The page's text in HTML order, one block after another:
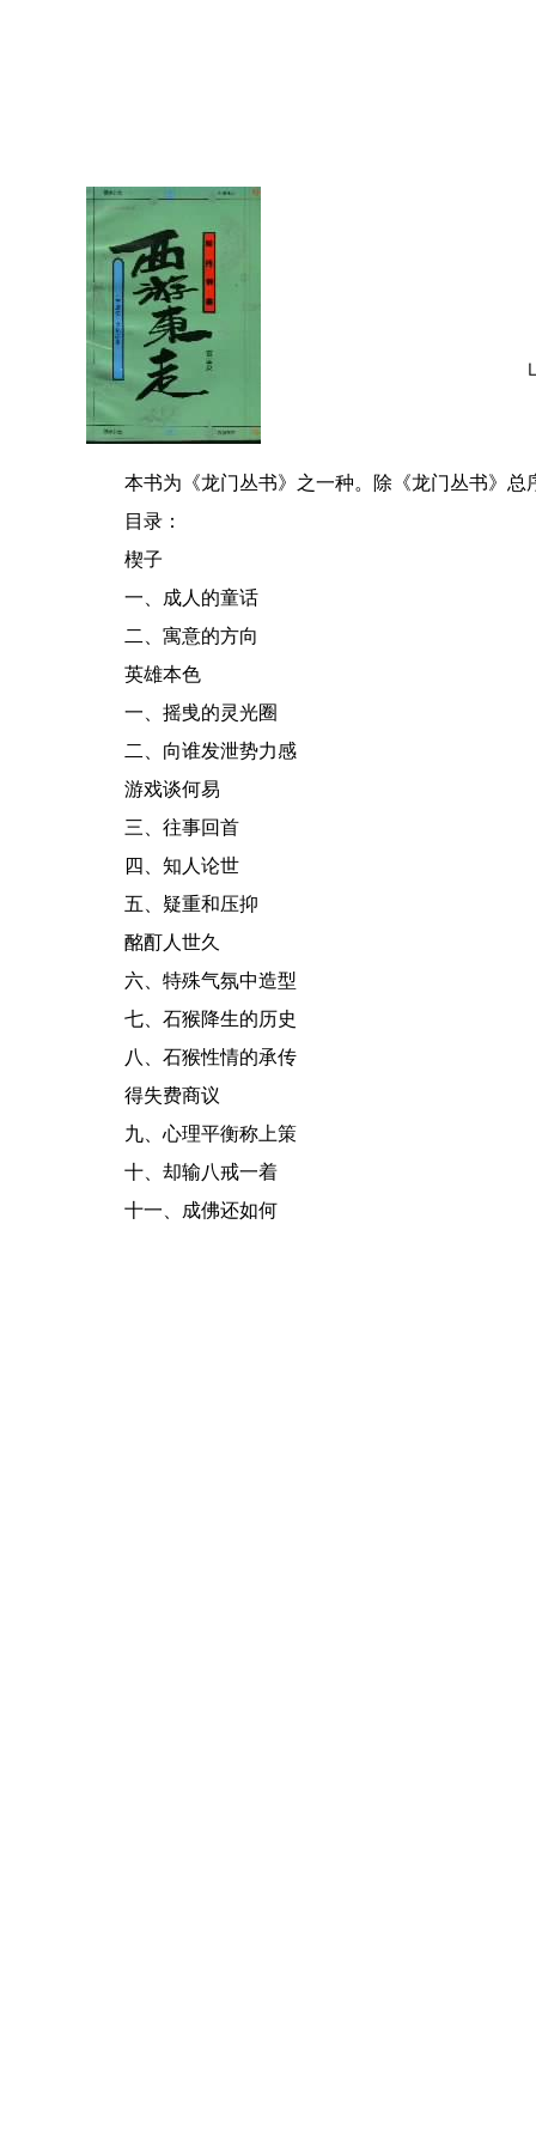
本书为《龙门丛书》之一种。除《龙门丛书》总
目录：
楔子
一、
成人的童话
二、 寓意的方向
英雄本色
一、 摇曵的灵光圈
二、 向谁发泄势力感
游戏谈何易
三、 往事回首
四、 知人论世
五、 疑重和压抑
酩酊人世久
六、 特殊气氛中造型
七、 石猴降生的历史
八、 石猴性情的承传
得失费商议
九、 心理平衡称上策
十、 却输八戒一着
十一、成佛还如何